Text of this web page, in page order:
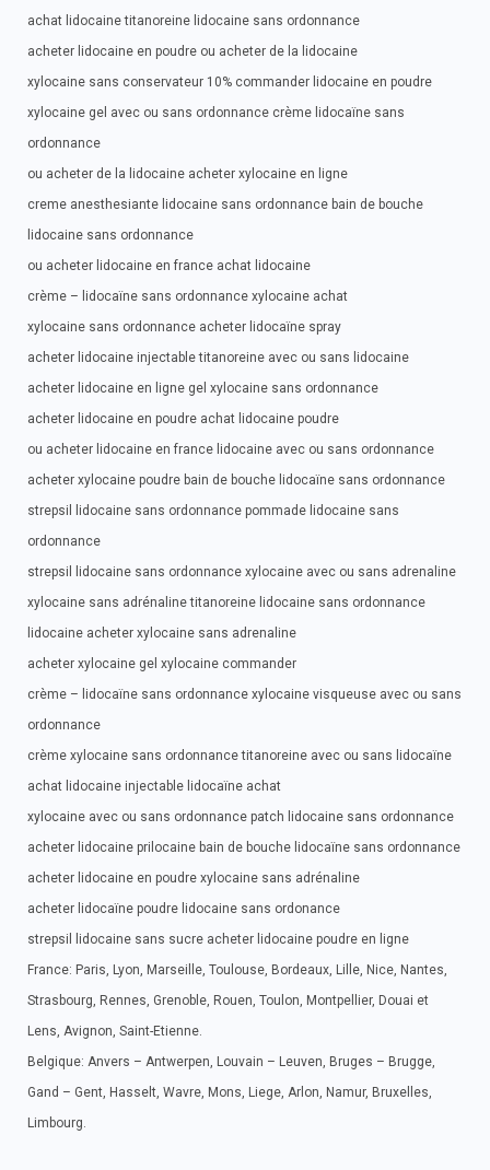
achat lidocaine titanoreine lidocaine sans ordonnance
acheter lidocaine en poudre ou acheter de la lidocaine
xylocaine sans conservateur 10% commander lidocaine en poudre
xylocaine gel avec ou sans ordonnance crème lidocaïne sans
ordonnance
ou acheter de la lidocaine acheter xylocaine en ligne
creme anesthesiante lidocaine sans ordonnance bain de bouche
lidocaine sans ordonnance
ou acheter lidocaine en france achat lidocaine
crème – lidocaïne sans ordonnance xylocaine achat
xylocaine sans ordonnance acheter lidocaïne spray
acheter lidocaine injectable titanoreine avec ou sans lidocaine
acheter lidocaine en ligne gel xylocaine sans ordonnance
acheter lidocaine en poudre achat lidocaine poudre
ou acheter lidocaine en france lidocaine avec ou sans ordonnance
acheter xylocaine poudre bain de bouche lidocaïne sans ordonnance
strepsil lidocaine sans ordonnance pommade lidocaine sans
ordonnance
strepsil lidocaine sans ordonnance xylocaine avec ou sans adrenaline
xylocaine sans adrénaline titanoreine lidocaine sans ordonnance
lidocaine acheter xylocaine sans adrenaline
acheter xylocaine gel xylocaine commander
crème – lidocaïne sans ordonnance xylocaine visqueuse avec ou sans
ordonnance
crème xylocaine sans ordonnance titanoreine avec ou sans lidocaïne
achat lidocaine injectable lidocaïne achat
xylocaine avec ou sans ordonnance patch lidocaine sans ordonnance
acheter lidocaine prilocaine bain de bouche lidocaïne sans ordonnance
acheter lidocaine en poudre xylocaine sans adrénaline
acheter lidocaïne poudre lidocaine sans ordonance
strepsil lidocaine sans sucre acheter lidocaine poudre en ligne
France: Paris, Lyon, Marseille, Toulouse, Bordeaux, Lille, Nice, Nantes,
Strasbourg, Rennes, Grenoble, Rouen, Toulon, Montpellier, Douai et
Lens, Avignon, Saint-Etienne.
Belgique: Anvers – Antwerpen, Louvain – Leuven, Bruges – Brugge,
Gand – Gent, Hasselt, Wavre, Mons, Liege, Arlon, Namur, Bruxelles,
Limbourg.